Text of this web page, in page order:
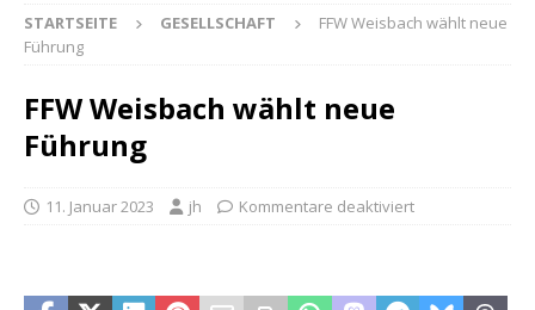
STARTSEITE GESELLSCHAFT
FFW Weisbach wählt neue
Führung
FFW Weisbach wählt neue
Führung
11. Januar 2023 jh Kommentare deaktiviert